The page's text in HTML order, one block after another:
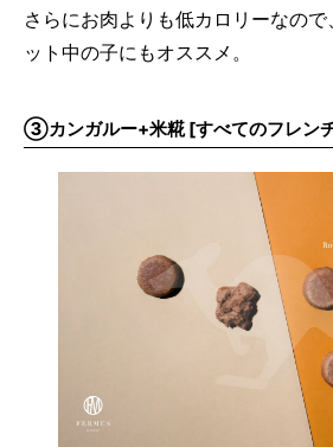
さらにお肉よりも低カロリーなの
ット中の子にもオススメ。
③カンガルー+米糀 [すべてのフレン